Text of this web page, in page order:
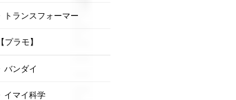
トランスフォーマー
【プラモ】
バンダイ
イマイ科学